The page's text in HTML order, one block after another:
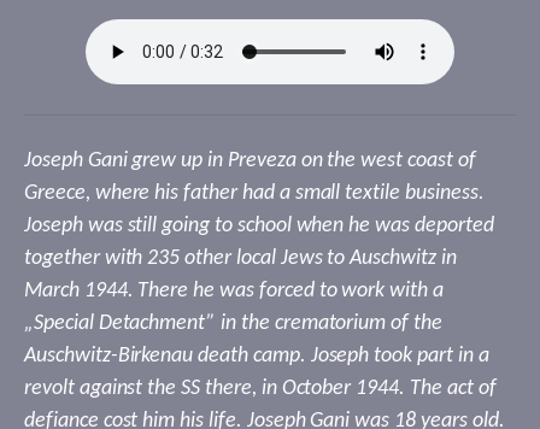
Joseph Gani grew up in Preveza on the west coast of
Greece, where his father had a small textile business.
Joseph was still going to school when he was deported
together with 235 other local Jews to Auschwitz in
March 1944. There he was forced to work with a
„Special Detachment” in the crematorium of the
Auschwitz-Birkenau death camp. Joseph took part in a
revolt against the SS there, in October 1944. The act of
defiance cost him his life. Joseph Gani was 18 years old.